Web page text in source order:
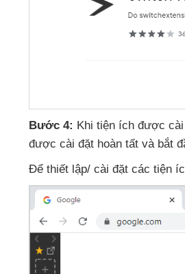
Bước 4: Khi tiện ích được
được cài đặt hoàn tất và bắt
Để thiết lập/ cài đặt các tiện